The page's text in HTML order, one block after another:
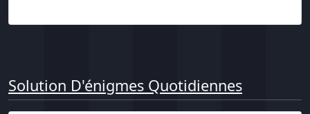
Solution D'énigmes Quotidiennes